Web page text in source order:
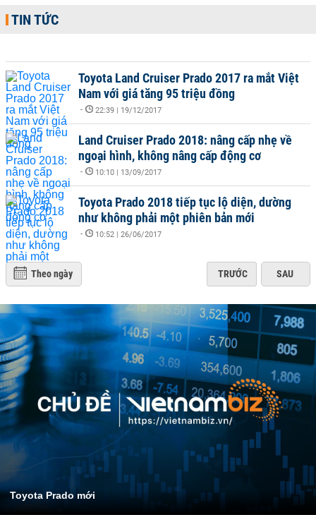
TIN TỨC
Toyota Land Cruiser Prado 2017 ra mắt Việt
Nam với giá tăng 95 triệu đồng
- 22:39 | 19/12/2017
Land Cruiser Prado 2018: nâng cấp nhẹ về
ngoại hình, không nâng cấp động cơ
- 10:10 | 13/09/2017
Toyota Prado 2018 tiếp tục lộ diện, dường
như không phải một phiên bản mới
- 10:52 | 26/06/2017
Theo ngày TRƯỚC SAU
Toyota Prado mới